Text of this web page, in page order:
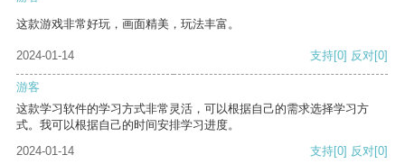
这款游戏非常好玩，画面精美，玩法丰富。
2024-01-14 支持[0] 反对[0]
游客
这款学习软件的学习方式非常灵活，可以根据自己的需求选择学习方
式。我可以根据自己的时间安排学习进度。
2024-01-14
支持[0] 反对[0]